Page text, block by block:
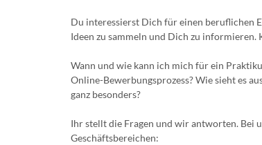
Du interessierst Dich für einen beruflichen
Ideen zu sammeln und Dich zu informieren.
Wann und wie kann ich mich für ein
Online-Bewerbungsprozess? Wie sieht es
ganz besonders?
Ihr stellt die Fragen und wir antworten. Bei
Geschäftsbereichen: